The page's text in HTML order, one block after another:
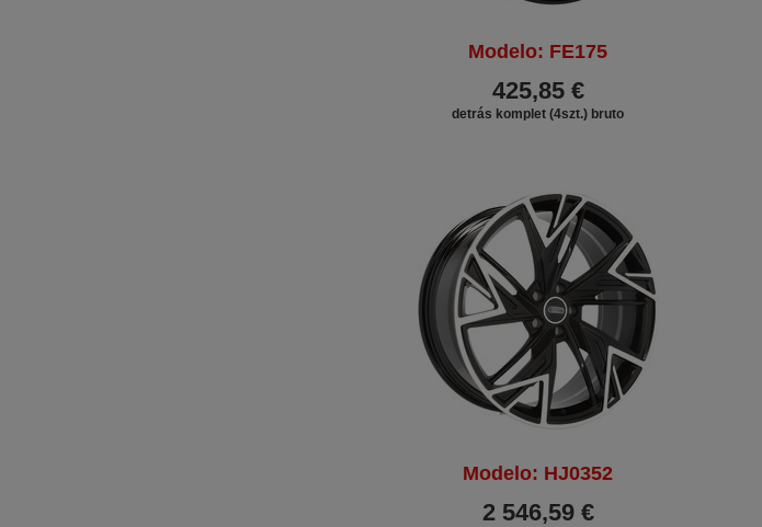
Modelo: FE175
425,85 €
detrás komplet (4szt.) bruto
Modelo: HJ0352
2 546,59 €